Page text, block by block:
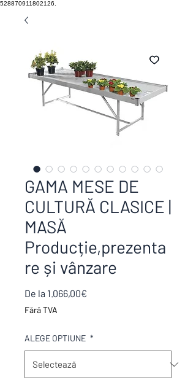
528870911802126.
GAMA MESE DE
CULTURĂ CLASICE |
MASĂ
Producție,prezenta
re și vânzare
De la 1.066,00€
Fără TVA
ALEGE OPTIUNE *